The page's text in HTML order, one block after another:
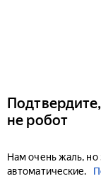
не робот
Нам очень жаль, но
автоматические.